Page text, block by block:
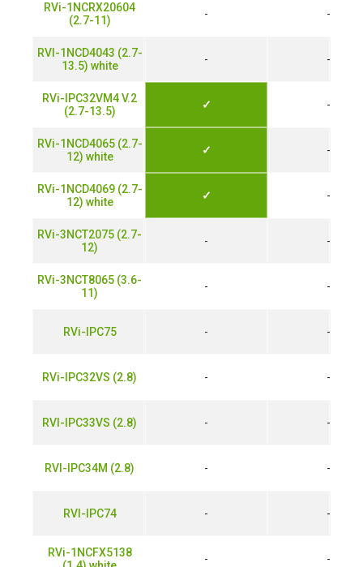
RVi-1NCRX20604
(2.7-11)
RVI-1NCD4043 (2.7-
13.5) white
RVi-IPC32VM4 V.2
(2.7-13.5)
RVi-1NCD4065 (2.7-
12) white
RVi-1NCD4069 (2.7-
12) white
RVi-3NCT2075 (2.7-
12)
RVi-3NCT8065 (3.6-
11)
RVi-IPC75
RVi-IPC32VS (2.8)
RVI-IPC33VS (2.8)
RVI-IPC34M (2.8)
RVI-IPC74
RVi-1NCFX5138
- -
- -
✓ -
✓ -
✓ -
- -
- -
- -
- -
- -
- -
- -
- -